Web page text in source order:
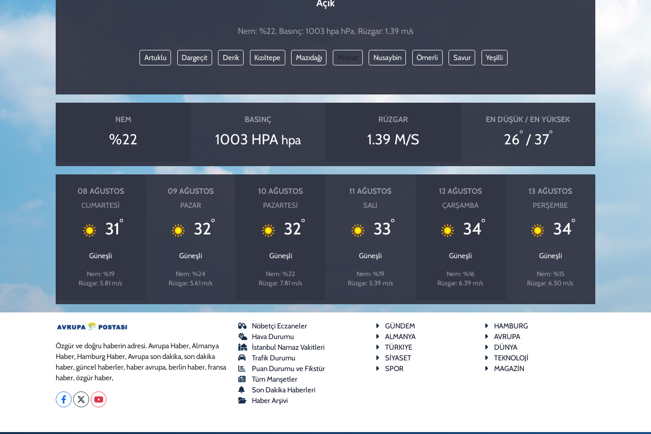
Nem: %22, Basınç: 1003 hpa hPa, Rüzgar: 1.39 m/s
Artuklu Dargeçit Derik Kızıltepe Mazıdağı Midyat Nusaybin Ömerli Savur Yeşilli
NEM
%22
BASINÇ
1003 HPA hpa
RÜZGAR
1.39 M/S
EN DÜŞÜK / EN YÜKSEK
26°/ 37°
08 AĞUSTOS
CUMARTESI
31°
Güneşli
Nem: %19
Rüzgar: 5.81 m/s
09 AĞUSTOS
PAZAR
32°
Güneşli
Nem: %24
Rüzgar: 5.61 m/s
10 AĞUSTOS
PAZARTESI
32°
Güneşli
Nem: %22
Rüzgar: 7.81 m/s
11 AĞUSTOS
SALI
33°
Güneşli
Nem: %19
Rüzgar: 5.39 m/s
12 AĞUSTOS
ÇARŞAMBA
34°
Güneşli
Nem: %16
Rüzgar: 6.39 m/s
13 AĞUSTOS
PERŞEMBE
34°
Güneşli
Nem: %15
Rüzgar: 6.50 m/s
Özgür ve doğru haberin adresi. Avrupa Haber, Almanya
Haber, Hamburg Haber, Avrupa son dakika, son dakika
haber, güncel haberler, haber avrupa, berlin haber, fransa
haber, özgür haber,
Nöbetçi Eczaneler
Hava Durumu
İstanbul Namaz Vakitleri
Trafik Durumu
Puan Durumu ve Fikstür
Tüm Manşetler
Son Dakika Haberleri
Haber Arşivi
GÜNDEM
HAMBURG
ALMANYA
AVRUPA
TÜRKIYE
DÜNYA
SİYASET
TEKNOLOJİ
SPOR
MAGAZİN
KADIN